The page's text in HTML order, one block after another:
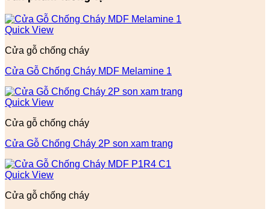
Quick View
Cửa gỗ chống cháy
Cửa Gỗ Chống Cháy MDF Melamine 1
Quick View
Cửa gỗ chống cháy
Cửa Gỗ Chống Cháy 2P son xam trang
Quick View
Cửa gỗ chống cháy